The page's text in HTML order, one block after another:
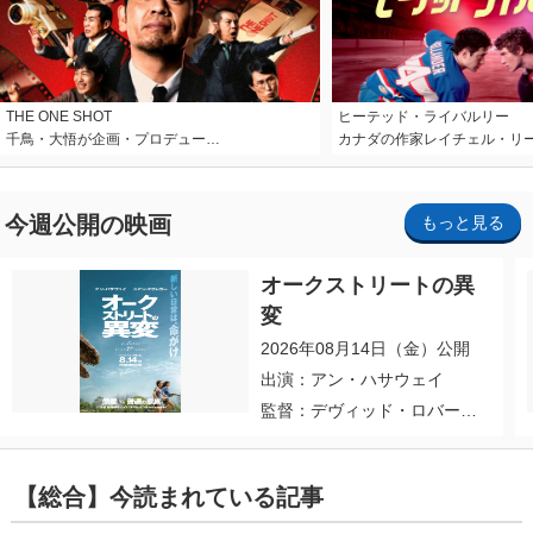
THE ONE SHOT
千鳥・大悟が企画・プロデュー…
ヒーテッド・ライバルリー
カナダの作家レイチェル・リ
今週公開の映画 もっと見る
オークストリートの異
変
2026年08月14日（金）公開
出演：アン・ハサウェイ
監督：デヴィッド・ロバー
【総合】今読まれている記事